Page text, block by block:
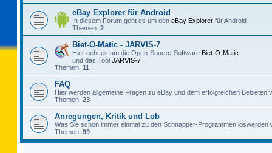
eBay Explorer für Android
In diesem Forum geht es um den eBay Explorer für Android
Themen: 2
Biet-O-Matic - JARVIS-7
Hier geht es um die Open-Source-Software Biet-O-Matic
und das Tool JARVIS-7
Themen: 11
FAQ
Hier werden allgemeine Fragen zu eBay und dem erfolgreichen Bebieten
Themen: 23
Anregungen, Kritik und Lob
Was Sie schon immer einmal zu den Schnapper-Programmen loswerden
Themen: 99